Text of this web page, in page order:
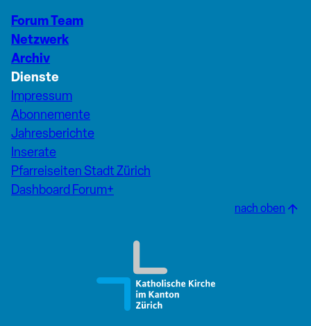
Forum Team
Netzwerk
Archiv
Dienste
Impressum
Abonnemente
Jahresberichte
Inserate
Pfarreiseiten Stadt Zürich
Dashboard Forum+
nach oben